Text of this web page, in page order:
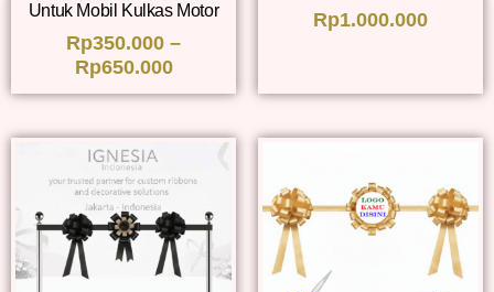
Untuk Mobil Kulkas Motor
Rp350.000 –
Rp650.000
Rp1.000.000